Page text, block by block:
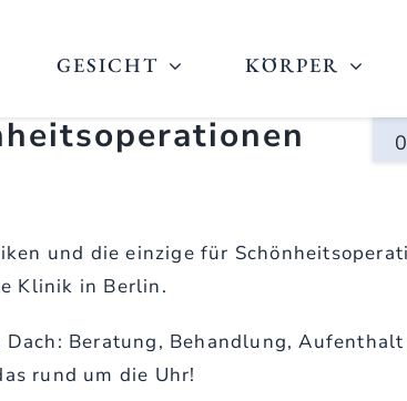
GESICHT KÖRPER
und die einzige für
Klinik in Berlin.
Beratung, Behandlung, Aufenthalt
rund um die Uhr!